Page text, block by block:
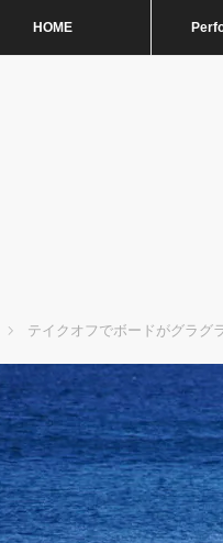
HOME
テイクオフでボードがグラグ